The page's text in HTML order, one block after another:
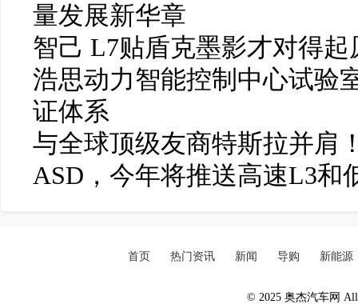
量发展新华章
智己 L7贴盾克墨影才对得起
浩思动力智能控制中心试验
证体系
与全球顶级友商特斯拉并肩
ASD，今年将推送高速L3和
首页 热门资讯 新闻 导购 新能源
© 2025 奥杰汽车网 All